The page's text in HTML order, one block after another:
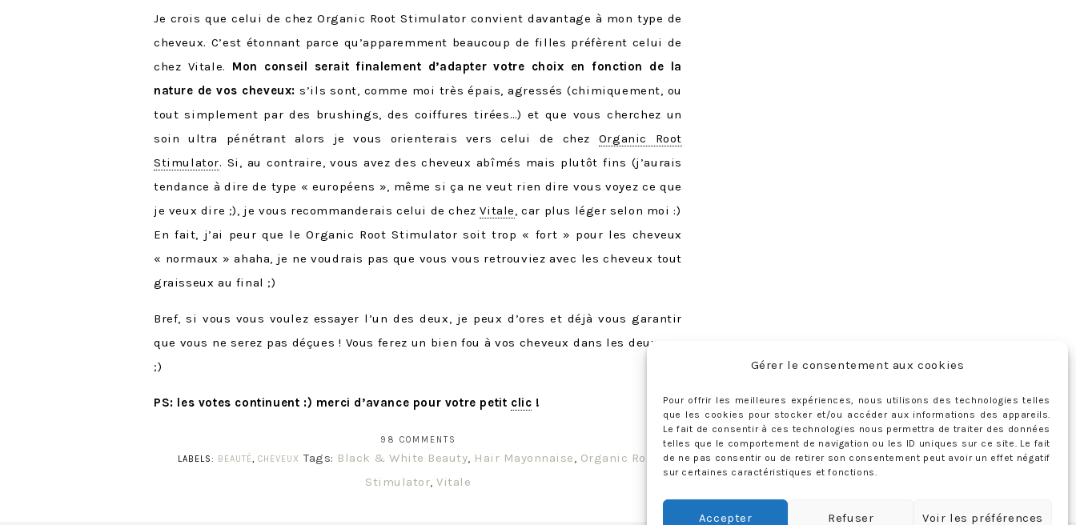
Gérer le consentement aux cookies
Pour offrir les meilleures expériences, nous utilisons des technologies telles
que les cookies pour stocker et/ou accéder aux informations des appareils.
Le fait de consentir à ces technologies nous permettra de traiter des données
telles que le comportement de navigation ou les ID uniques sur ce site. Le fait
de ne pas consentir ou de retirer son consentement peut avoir un effet négatif
sur certaines caractéristiques et fonctions.
Accepter Refuser Voir les préférences
Je crois que celui de chez Organic Root Stimulator convient davantage à mon type de
cheveux. C’est étonnant parce qu’apparemment beaucoup de filles préfèrent celui de
chez Vitale. Mon conseil serait finalement d’adapter votre choix en fonction de la
nature de vos cheveux: s’ils sont, comme moi très épais, agressés (chimiquement, ou
tout simplement par des brushings, des coiffures tirées…) et que vous cherchez un
soin ultra pénétrant alors je vous orienterais vers celui de chez Organic Root
Stimulator. Si, au contraire, vous avez des cheveux abîmés mais plutôt fins (j’aurais
tendance à dire de type « européens », même si ça ne veut rien dire vous voyez ce que
je veux dire ;), je vous recommanderais celui de chezVitale, car plus léger selon moi :)
En fait, j’ai peur que le Organic Root Stimulator soit trop « fort » pour les cheveux
« normaux » ahaha, je ne voudrais pas que vous vous retrouviez avec les cheveux tout
graisseux au final ;)
Bref, si vous vous voulez essayer l’un des deux, je peux d’ores et déjà vous garantir
que vous ne serez pas déçues ! Vous ferez un bien fou à vos cheveux dans les deux cas
;)
PS: les votes continuent :) merci d’avance pour votre petit clic !
98 COMMENTS
LABELS: BEAUTÉ,CHEVEUX Tags: Black & White Beauty, Hair Mayonnaise, Organic Root
Stimulator, Vitale